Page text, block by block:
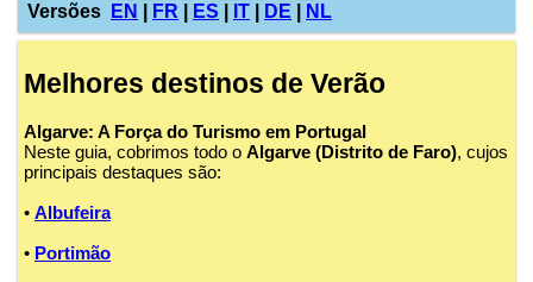
Versões EN FR ES IT DE NL
Melhores destinos de Verão
Algarve: A Força do Turismo em Portugal
Neste guia, cobrimos todo o Algarve (Distrito de Faro), cujos
principais destaques são:
• Albufeira
• Portimão